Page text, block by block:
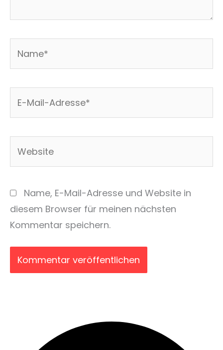
Name, E-Mail-Adresse und Website in
diesem Browser für meinen nächsten
Kommentar speichern.